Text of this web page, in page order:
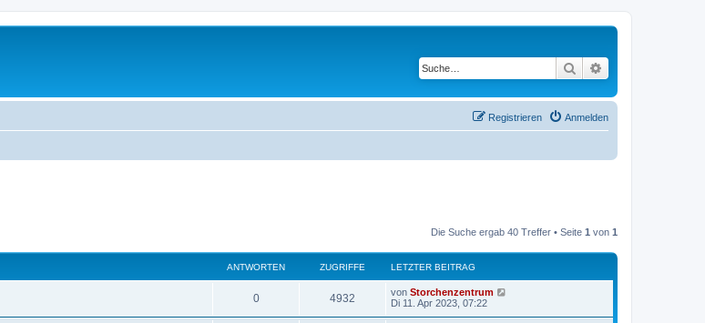
Suche
Anmelden
Registrieren
Die Suche ergab 40 Treffer • Seite 1 von 1
ANTWORTEN ZUGRIFFE LETZTER BEITRAG
0 4932 von Storchenzentrum
Di 11. Apr 2023, 07:22